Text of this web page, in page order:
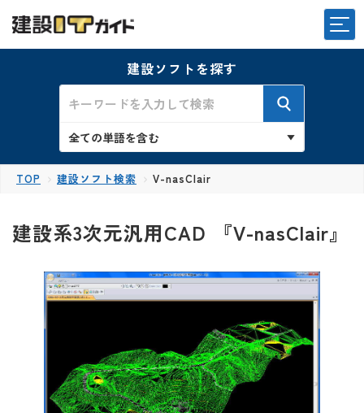
建設ソフトを探す
TOP 建設ソフト検索 V-nasClair
建設系3次元汎用CAD 『V-nasClair』